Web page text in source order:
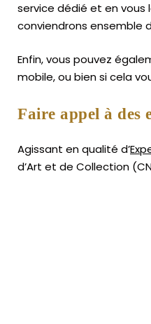
service dédié et en vous
conviendrons ensemble
Enfin, vous pouvez
mobile, ou bien si cela
Faire appel à des
Agissant en qualité d’
d’Art et de Collection